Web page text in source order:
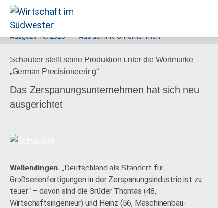
im
Südwesten
Ausgabe10/2020 Aus der IHK Unternehmen
Schauber stellt seine Produktion unter die Wortmarke
„German Precisioneering“
Das Zerspanungsunternehmen hat sich neu
ausgerichtet
Wellendingen. „Deutschland als Standort für
Großserienfertigungen in der Zerspanungsindustrie ist zu
teuer“ – davon sind die Brüder Thomas (48,
Wirtschaftsingenieur) und Heinz (56, Maschinenbau­